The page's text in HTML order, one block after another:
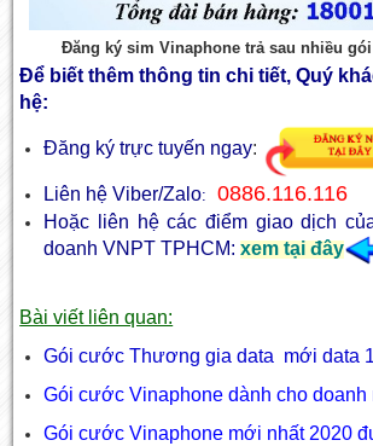
Đăng ký sim Vinaphone trả sau nhiều
Để biết thêm thông tin chi tiết, Quý
hệ:
Đăng ký trực tuyến ngay:
Liên hệ Viber/Zalo: 0886.116.116
Hoặc liên hệ các điểm giao dịch
doanh VNPT TPHCM: xem tại đây
Bài viết liên quan:
Gói cước Thương gia data mới data
Gói cước Vinaphone dành cho doanh
Gói cước Vinaphone mới nhất 2020